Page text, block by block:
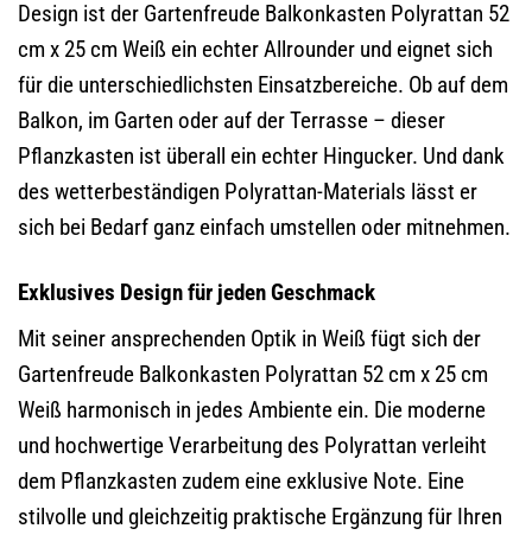
Design ist der Gartenfreude Balkonkasten Polyrattan 52
cm x 25 cm Weiß ein echter Allrounder und eignet sich
für die unterschiedlichsten Einsatzbereiche. Ob auf dem
Balkon, im Garten oder auf der Terrasse – dieser
Pflanzkasten ist überall ein echter Hingucker. Und dank
des wetterbeständigen Polyrattan-Materials lässt er
sich bei Bedarf ganz einfach umstellen oder mitnehmen.
Exklusives Design für jeden Geschmack
Mit seiner ansprechenden Optik in Weiß fügt sich der
Gartenfreude Balkonkasten Polyrattan 52 cm x 25 cm
Weiß harmonisch in jedes Ambiente ein. Die moderne
und hochwertige Verarbeitung des Polyrattan verleiht
dem Pflanzkasten zudem eine exklusive Note. Eine
stilvolle und gleichzeitig praktische Ergänzung für Ihren